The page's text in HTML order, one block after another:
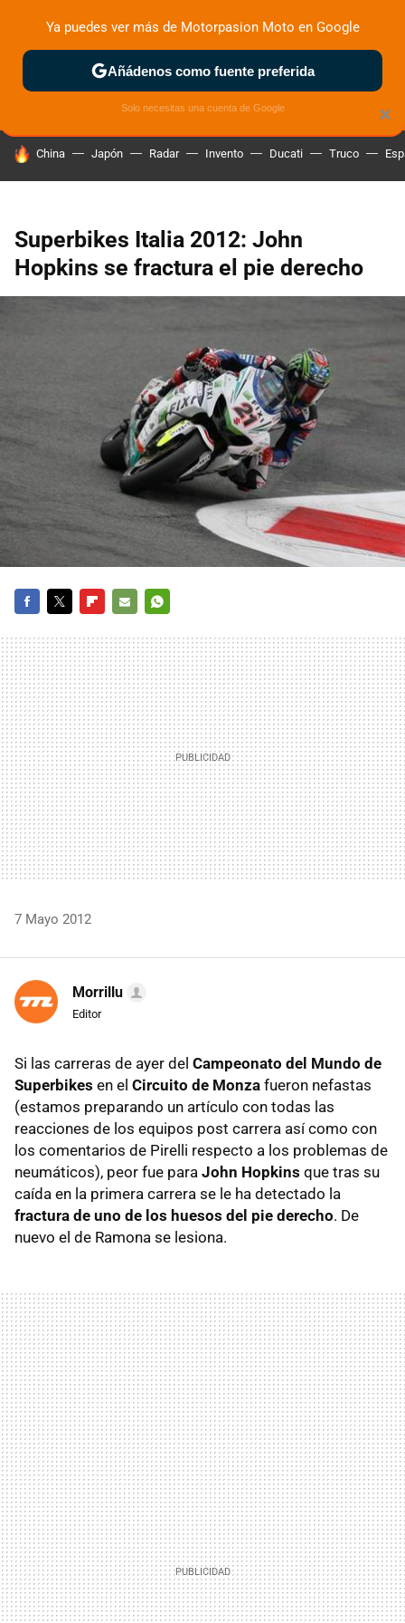
ZONA DE PRUEBAS DEPORTIVAS MOTOS ELÉCTRICAS
HOY SE HABLA DE
China Japón Radar Invento Ducati Truco
Superbikes Italia 2012: John
Hopkins se fractura el pie derecho
MAIL
7 Mayo 2012
Morrillu
Editor
Si las carreras de ayer del Campeonato del Mundo de
Superbikes en el Circuito de Monza fueron nefastas
(estamos preparando un artículo con todas las
reacciones de los equipos post carrera así como con
los comentarios de Pirelli respecto a los problemas de
neumáticos), peor fue para John Hopkins que tras su
caída en la primera carrera se le ha detectado la
fractura de uno de los huesos del pie derecho. De
nuevo el de Ramona se lesiona.
×
Ya puedes ver más de Motorpasion Moto en Google
Añádenos como fuente preferida
Solo necesitas una cuenta de Google